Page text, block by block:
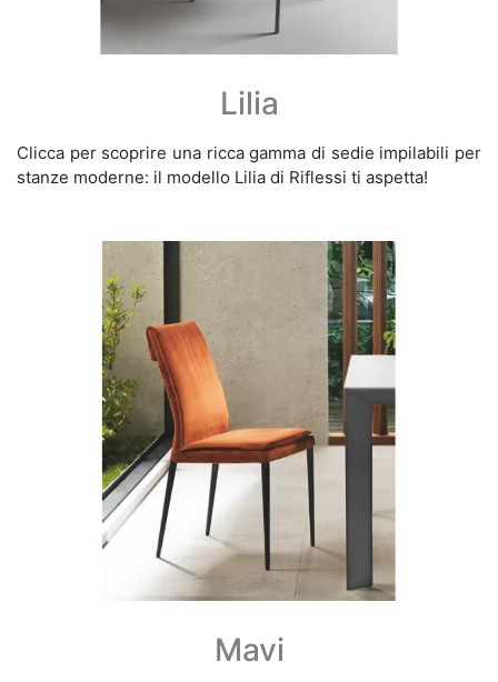
Lilia
Clicca per scoprire una ricca gamma di sedie impilabili per
stanze moderne: il modello Lilia di Riflessi ti aspetta!
Mavi